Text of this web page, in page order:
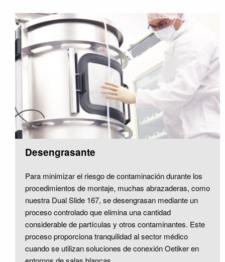
Desengrasante
Para minimizar el riesgo de contaminación durante los
procedimientos de montaje, muchas abrazaderas, como
nuestra Dual Slide 167, se desengrasan mediante un
proceso controlado que elimina una cantidad
considerable de partículas y otros contaminantes. Este
proceso proporciona tranquilidad al sector médico
cuando se utilizan soluciones de conexión Oetiker en